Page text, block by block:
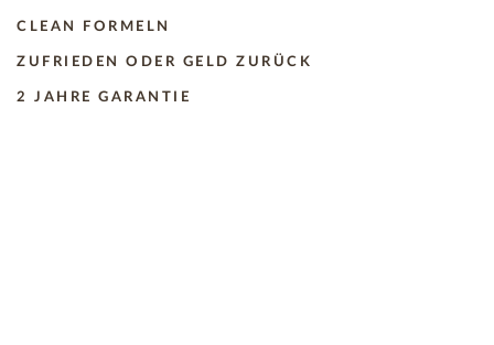
CLEAN FORMELN
ZUFRIEDEN ODER GELD ZURÜCK
2 JAHRE GARANTIE